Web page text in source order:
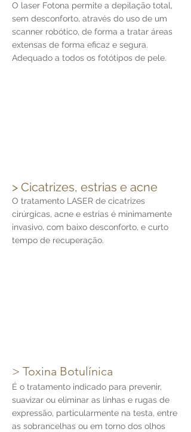
O laser Fotona permite a depilação total,
sem desconforto, através do uso de um
scanner robótico, de forma a tratar áreas
extensas de forma eficaz e segura.
Adequado a todos os fotótipos de pele.
> Cicatrizes, estrias e acne
O tratamento LASER de cicatrizes
cirúrgicas, acne e estrias é minimamente
invasivo, com baixo desconforto, e curto
tempo de recuperação.
> Toxina Botulínica
É o tratamento indicado para prevenir,
suavizar ou eliminar as linhas e rugas de
expressão, particularmente na testa, entre
as sobrancelhas ou em torno dos olhos